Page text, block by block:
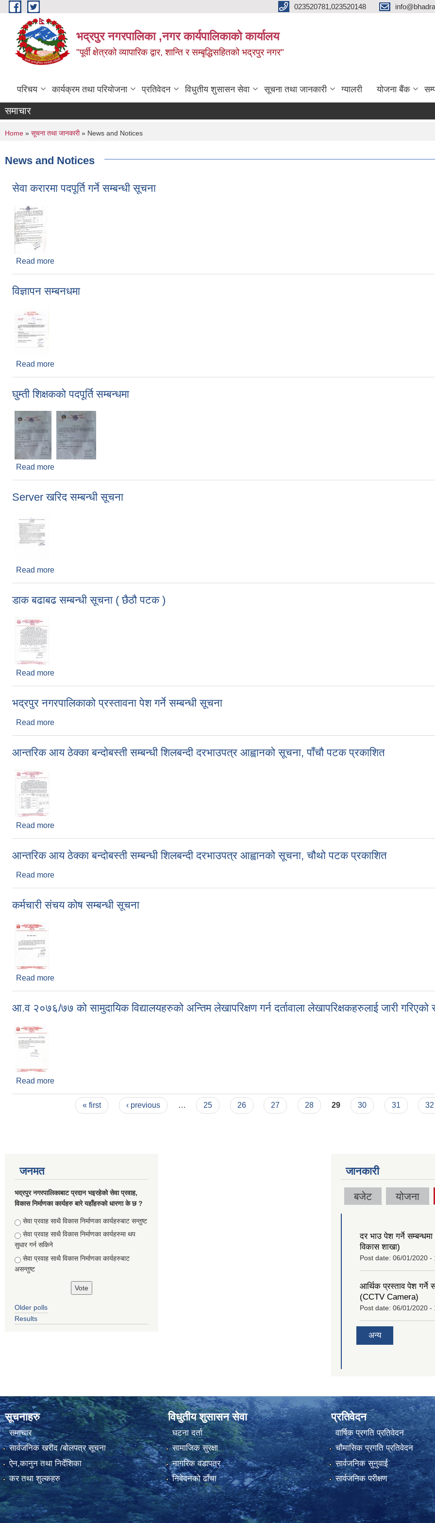
Skip to main content 023520781,023520148
भद्रपुर नगरपालिका ,नगर कार्यपालिकाको कार्यालय
"पूर्वी क्षेत्रको व्यापारिक द्वार, शान्ति र सम्बृद्धिसहितको भद्रपुर नगर"
परिचय कार्यक्रम तथा परियोजना प्रतिवेदन विधुतीय शुसासन सेवा सूचना तथा जानकारी ग्यालरी योजना बैंक
समाचार
You are here
Home » सूचना तथा जानकारी» News and Notices
News and Notices
सेवा करारमा पदपूर्ति गर्ने सम्बन्धी सूचना
Read more
विज्ञापन सम्बनधमा
Read more
घुम्ती शिक्षकको पदपूर्ति सम्बन्धमा
Read more
Server खरिद सम्बन्धी सूचना
Read more
डाक बढाबढ सम्बन्धी सूचना ( छैठौ पटक )
Read more
भद्रपुर नगरपालिकाको प्रस्तावना पेश गर्ने सम्बन्धी सूचना
Read more
आन्तरिक आय ठेक्का बन्दोबस्ती सम्बन्धी शिलबन्दी दरभाउपत्र आह्वानको सूचना, पाँचौ पटक प्रकाशित
Read more
आन्तरिक आय ठेक्का बन्दोबस्ती सम्बन्धी शिलबन्दी दरभाउपत्र आह्वानको सूचना, चौथो पटक प्रकाशित
Read more
कर्मचारी संचय कोष सम्बन्धी सूचना
Read more
आ.व २०७६/७७ को सामुदायिक विद्यालयहरुको अन्तिम लेखापरिक्षण गर्न दर्तावाला लेखापरिक्षकहरुलाई जारी गरिएको
Read more
« first ‹ previous … 25 26 27 28 29 30 31 32
जनमत
भद्रपुर नगरपालिकाबाट प्रदान भइरहेको सेवा प्रवाह,
विकास निर्माणका कार्यहरु बारे यहाँहरुको धारणा के छ ?
Choices
सेवा प्रवाह साथै विकास निर्माणका कार्यहरुबाट सन्तुष्ट
सेवा प्रवाह साथै विकास निर्माणका कार्यहरुमा थप
सुधार गर्न सकिने
सेवा प्रवाह साथै विकास निर्माणका कार्यहरुबाट
असन्तुष्ट
Older polls
Results
जानकारी
बजेट योजना
दर भाउ पेश गर्ने सम्बन्धमा
विकास शाखा)
Post date: 06/01/2020 -
आर्थिक प्रस्ताव पेश गर्ने
(CCTV Camera)
Post date: 06/01/2020 -
अन्य
सूचनाहरु
समाचार
सार्वजनिक खरीद /बोलपत्र सूचना
ऐन,कानुन तथा निर्देशिका
कर तथा शुल्कहरु
विधुतीय शुसासन सेवा
घटना दर्ता
सामाजिक सुरक्षा
नागरिक वडापत्र
निवेदनको ढाँचा
प्रतिवेदन
वार्षिक प्रगति प्रतिवेदन
चौमासिक प्रगति प्रतिवेदन
सार्वजनिक सुनुवाई
सार्वजनिक परीक्षण